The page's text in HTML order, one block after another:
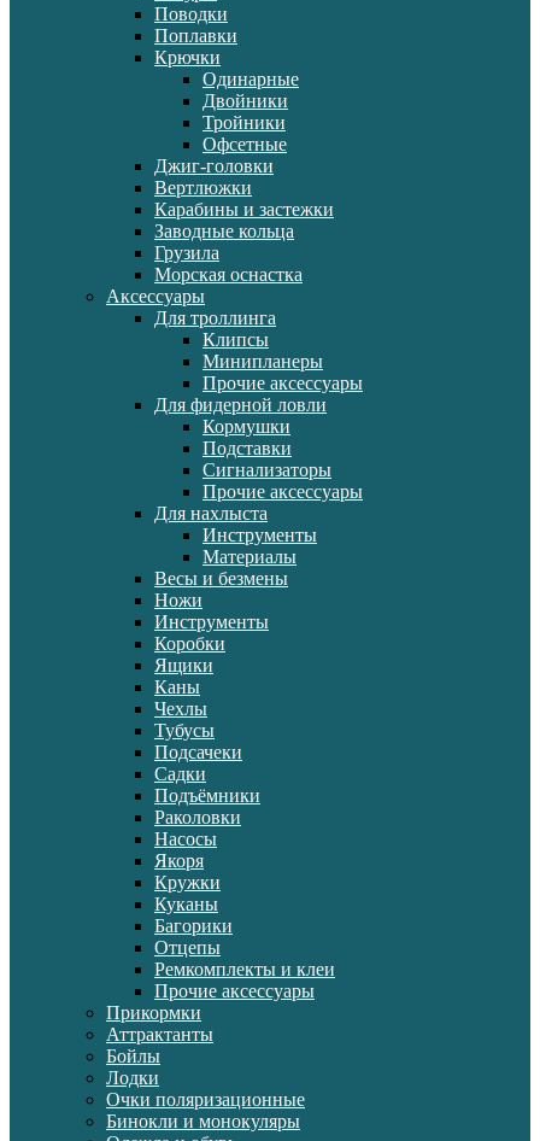
Поводки
Поплавки
Крючки
Одинарные
Двойники
Тройники
Офсетные
Джиг-головки
Вертлюжки
Карабины и застежки
Заводные кольца
Грузила
Морская оснастка
Аксессуары
Для троллинга
Клипсы
Минипланеры
Прочие аксессуары
Для фидерной ловли
Кормушки
Подставки
Сигнализаторы
Прочие аксессуары
Для нахлыста
Инструменты
Материалы
Весы и безмены
Ножи
Инструменты
Коробки
Ящики
Каны
Чехлы
Тубусы
Подсачеки
Садки
Подъёмники
Раколовки
Насосы
Якоря
Кружки
Куканы
Багорики
Отцепы
Ремкомплекты и клеи
Прочие аксессуары
Прикормки
Аттрактанты
Бойлы
Лодки
Очки поляризационные
Бинокли и монокуляры